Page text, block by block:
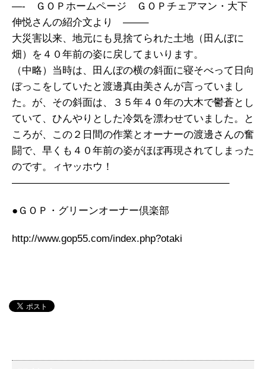
—- ＧＯＰホームページ ＧＯＰチェアマン・大下
伸悦さんの紹介文より ——–
大災害以来、地元にも見捨てられた土地（田んぼに
畑）を４０年前の姿に戻してまいります。
（中略）当時は、田んぼの横の斜面に寝そべって日向
ぼっこをしていたと渡邊真由美さんが言っていまし
た。が、その斜面は、３５年４０年の大木で鬱蒼とし
ていて、ひんやりとした冷気を漂わせていました。と
ころが、この２日間の作業とオーナーの渡邊さんの奮
闘で、早くも４０年前の姿がほぼ再現されてしまった
のです。ィヤッホウ！
—————————————————————–
●ＧＯＰ・グリーンオーナー倶楽部
http://www.gop55.com/index.php?otaki